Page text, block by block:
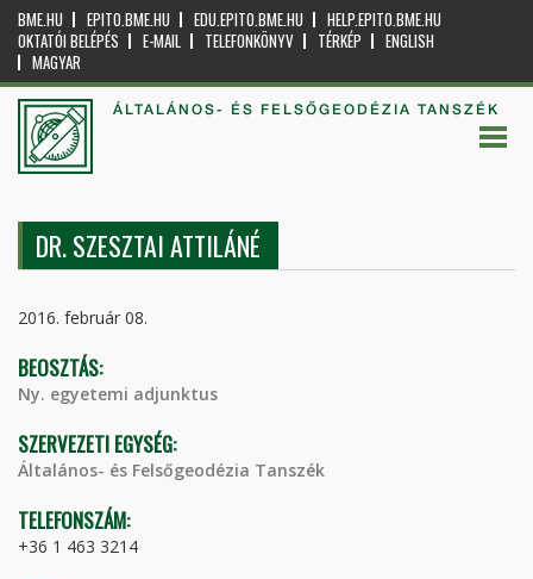
BME.HU EPITO.BME.HU EDU.EPITO.BME.HU
HELP.EPITO.BME.HU
OKTATÓI BELÉPÉS
E-MAIL TELEFONKÖNYV TÉRKÉP
ENGLISH
MAGYAR
ÁLTALÁNOS- ÉS FELSŐGEODÉZIA TANSZÉK
DR. SZESZTAI ATTILÁNÉ
2016. február 08.
BEOSZTÁS:
Ny. egyetemi adjunktus
SZERVEZETI EGYSÉG:
Általános- és Felsőgeodézia Tanszék
TELEFONSZÁM:
+36 1 463 3214